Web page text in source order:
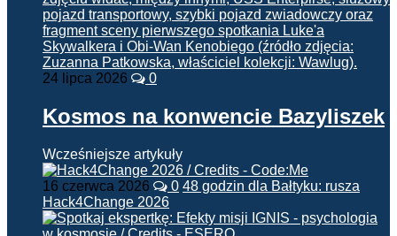
24 lipca 2026 0
Kosmos na konwencie Bazyliszek
Wcześniejsze artykuły
16 czerwca 2026 0 48 godzin dla Bałtyku: rusza
Hack4Change 2026